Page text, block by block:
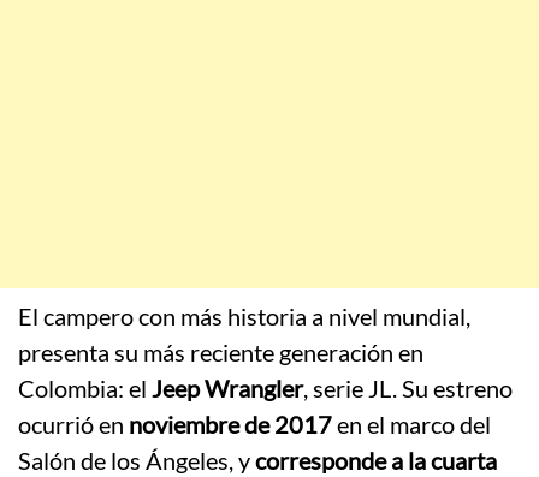
El campero con más historia a nivel mundial,
presenta su más reciente generación en
Colombia: el Jeep Wrangler, serie JL. Su estreno
ocurrió en noviembre de 2017en el marco del
Salón de los Ángeles, ycorresponde a la cuarta